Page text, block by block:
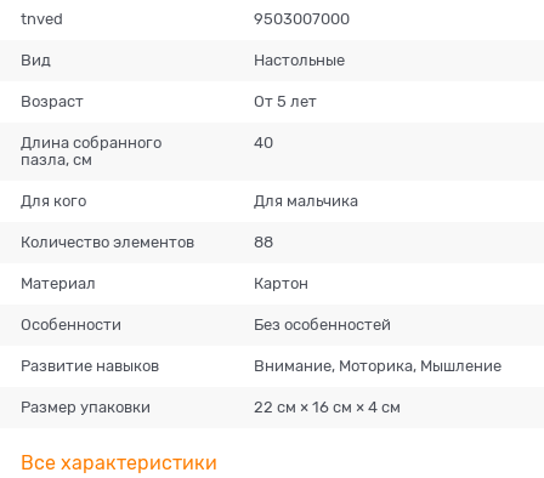
tnved 9503007000
Вид Настольные
Возраст От 5 лет
Длина собранного
пазла, см
40
Для кого Для мальчика
Количество элементов 88
Материал Картон
Особенности Без особенностей
Развитие навыков Внимание, Моторика, Мышление
Размер упаковки 22 см × 16 см × 4 см
Все характеристики